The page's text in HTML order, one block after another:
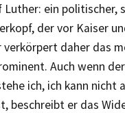
Luther: ein politischer,
der vor Kaiser
daher das
Auch wenn
ich, ich kann nicht
beschreibt er das